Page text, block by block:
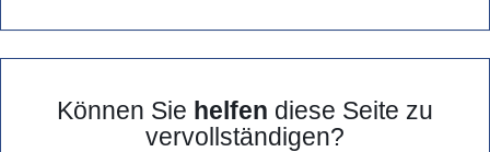
Können Sie helfen diese Seite zu
vervollständigen?